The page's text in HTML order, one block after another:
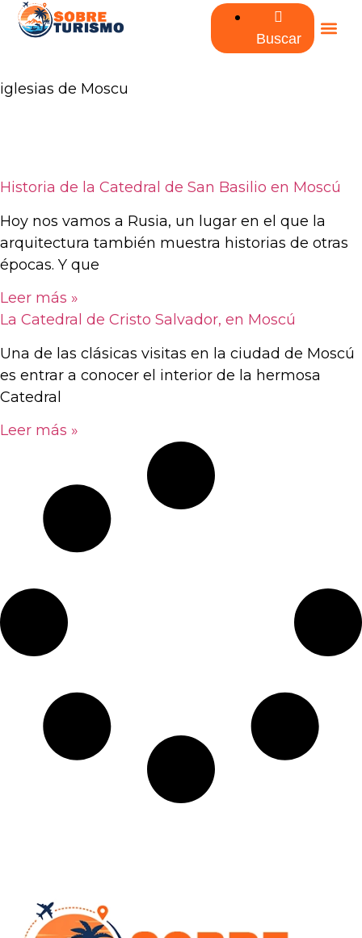
Buscar
iglesias de Moscu
Historia de la Catedral de San Basilio en Moscú
Hoy nos vamos a Rusia, un lugar en el que la
arquitectura también muestra historias de otras
épocas. Y que
Leer más »
La Catedral de Cristo Salvador, en Moscú
Una de las clásicas visitas en la ciudad de Moscú
es entrar a conocer el interior de la hermosa
Catedral
Leer más »